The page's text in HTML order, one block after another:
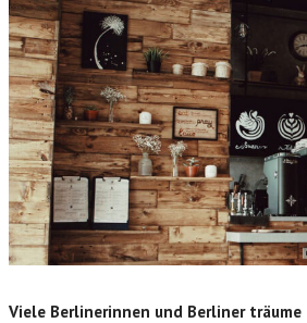
Viele Berlinerinnen und Berliner